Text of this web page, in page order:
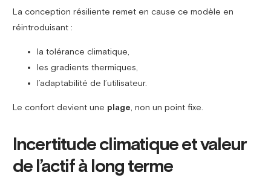
La conception résiliente remet en cause ce modèle en
réintroduisant :
la tolérance climatique,
les gradients thermiques,
l’adaptabilité de l’utilisateur.
Le confort devient une plage , non un point fixe.
Incertitude climatique et valeur
de l’actif à long terme